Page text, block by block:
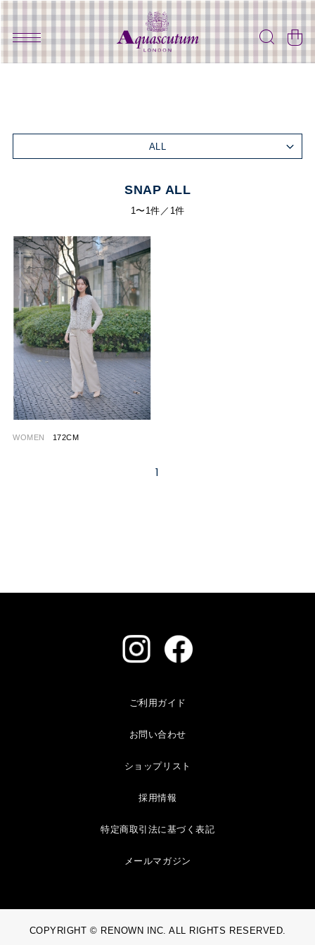
ALL
SNAP ALL
1〜1件／1件
WOMEN 172CM
1
ご利用ガイド
お問い合わせ
ショップリスト
採用情報
特定商取引法に基づく表記
メールマガジン
COPYRIGHT © RENOWN INC. ALL RIGHTS RESERVED.